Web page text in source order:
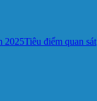
2025Tiêu điểm quan sát